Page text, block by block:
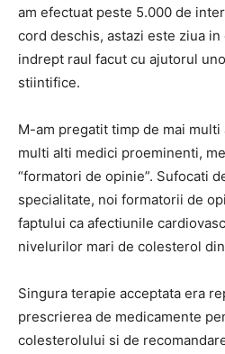
am efectuat peste 5.000 de
cord deschis, astazi este ziua
indrept raul facut cu ajutorul
stiintifice.
M-am pregatit timp de mai
multi alti medici proeminenti,
“formatori de opinie”. Sufocati
specialitate, noi formatorii de
faptului ca afectiunile
nivelurilor mari de colesterol
Singura terapie acceptata era
prescrierea de medicamente
colesterolului si de